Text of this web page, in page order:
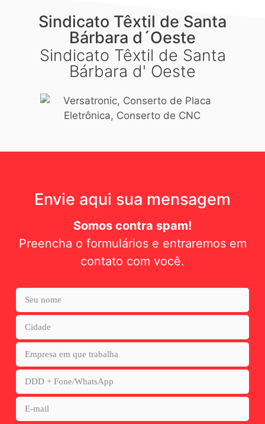
Sindicato Têxtil de Santa
Bárbara d´Oeste
Sindicato Têxtil de Santa
Bárbara d' Oeste
Envie aqui sua mensagem
Somos contra spam!
Preencha o formulários e entraremos em
contato com você.